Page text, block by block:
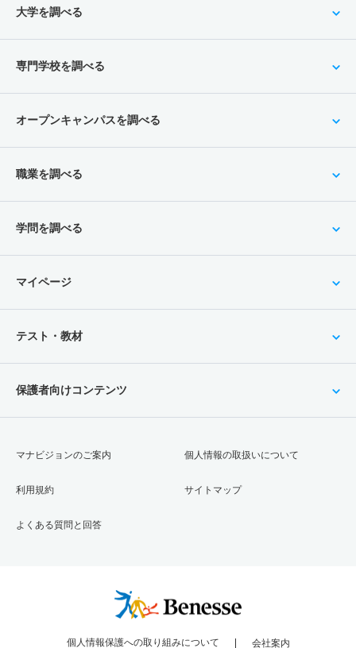
大学を調べる
専門学校を調べる
オープンキャンパスを調べる
職業を調べる
学問を調べる
マイページ
テスト・教材
保護者向けコンテンツ
マナビジョンのご案内
利用規約
よくある質問と回答
個人情報の取扱いについて
サイトマップ
個人情報保護への取り組みについて 会社案内